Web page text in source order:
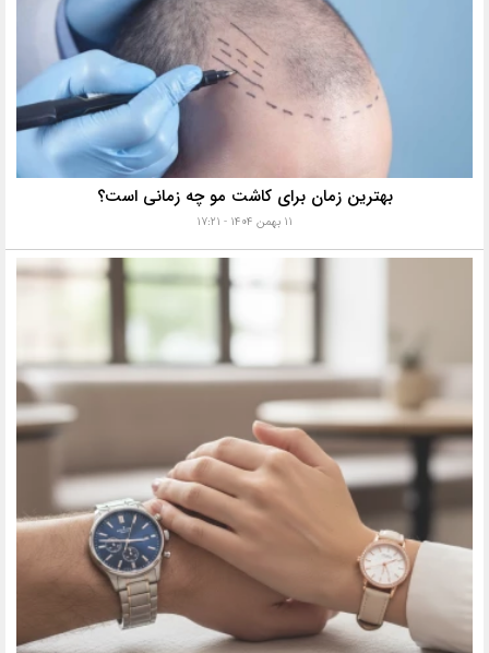
بهترین زمان برای کاشت مو چه زمانی است؟
۱۱ بهمن ۱۴۰۴ - ۱۷:۲۱